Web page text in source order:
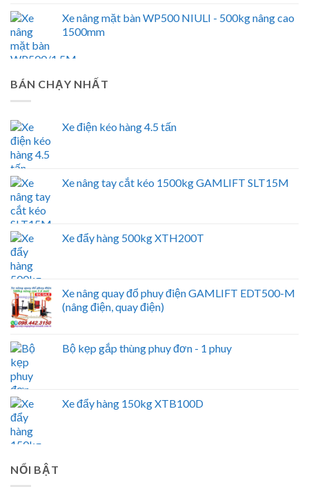
Xe nâng mặt bàn WP500 NIULI - 500kg nâng cao
1500mm
BÁN CHẠY NHẤT
Xe điện kéo hàng 4.5 tấn
Xe nâng tay cắt kéo 1500kg GAMLIFT SLT15M
Xe đẩy hàng 500kg XTH200T
Xe nâng quay đổ phuy điện GAMLIFT EDT500-M
(nâng điện, quay điện)
Bộ kẹp gắp thùng phuy đơn - 1 phuy
Xe đẩy hàng 150kg XTB100D
NỔI BẬT